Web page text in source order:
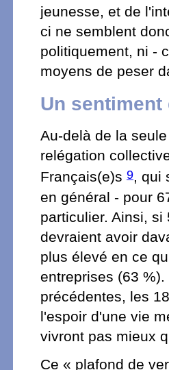
jeunesse, et de
ci ne semblent
politiquement, ni -
moyens de peser
Un
Au-delà de la
relégation
Français(e)s 9, qui
en général - pour
particulier. Ainsi,
devraient avoir
plus élevé en ce
entreprises (63
précédentes, les
l'espoir d'une vie
vivront pas mieux
Ce « plafond de